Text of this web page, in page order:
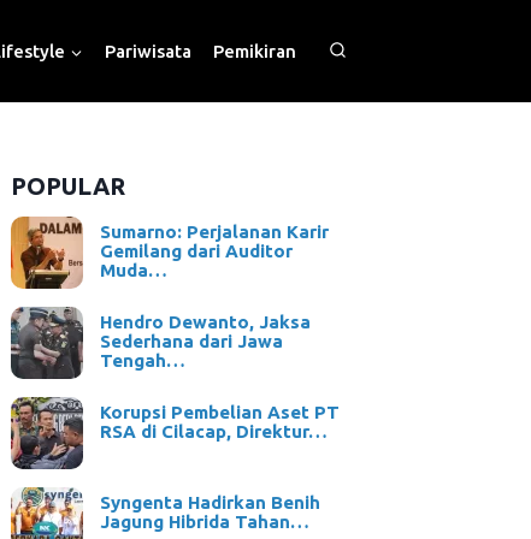
Pariwisata Pemikiran
POPULAR
Sumarno: Perjalanan Karir
Gemilang dari Auditor
Muda…
Hendro Dewanto, Jaksa
Sederhana dari Jawa
Tengah…
Korupsi Pembelian Aset PT
RSA di Cilacap, Direktur…
Syngenta Hadirkan Benih
Jagung Hibrida Tahan…